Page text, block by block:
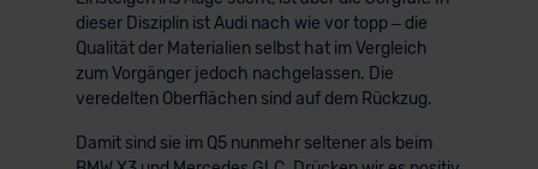
dieser Disziplin ist Audi nach wie vor topp – die
Qualität der Materialien selbst hat im Vergleich
zum Vorgänger jedoch nachgelassen. Die
veredelten Oberflächen sind auf dem Rückzug.
Damit sind sie im Q5 nunmehr seltener als beim